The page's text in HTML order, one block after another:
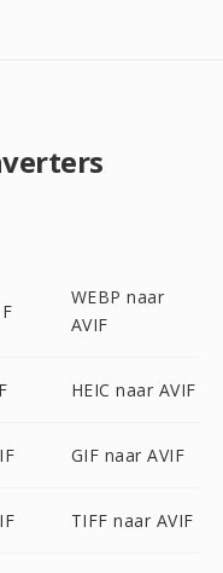
WEBP naar
AVIF
HEIC naar AVIF
GIF naar AVIF
TIFF naar AVIF